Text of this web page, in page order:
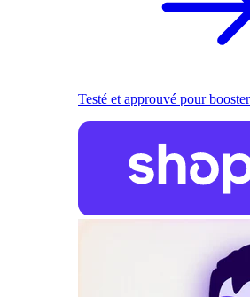
Testé et approuvé pour